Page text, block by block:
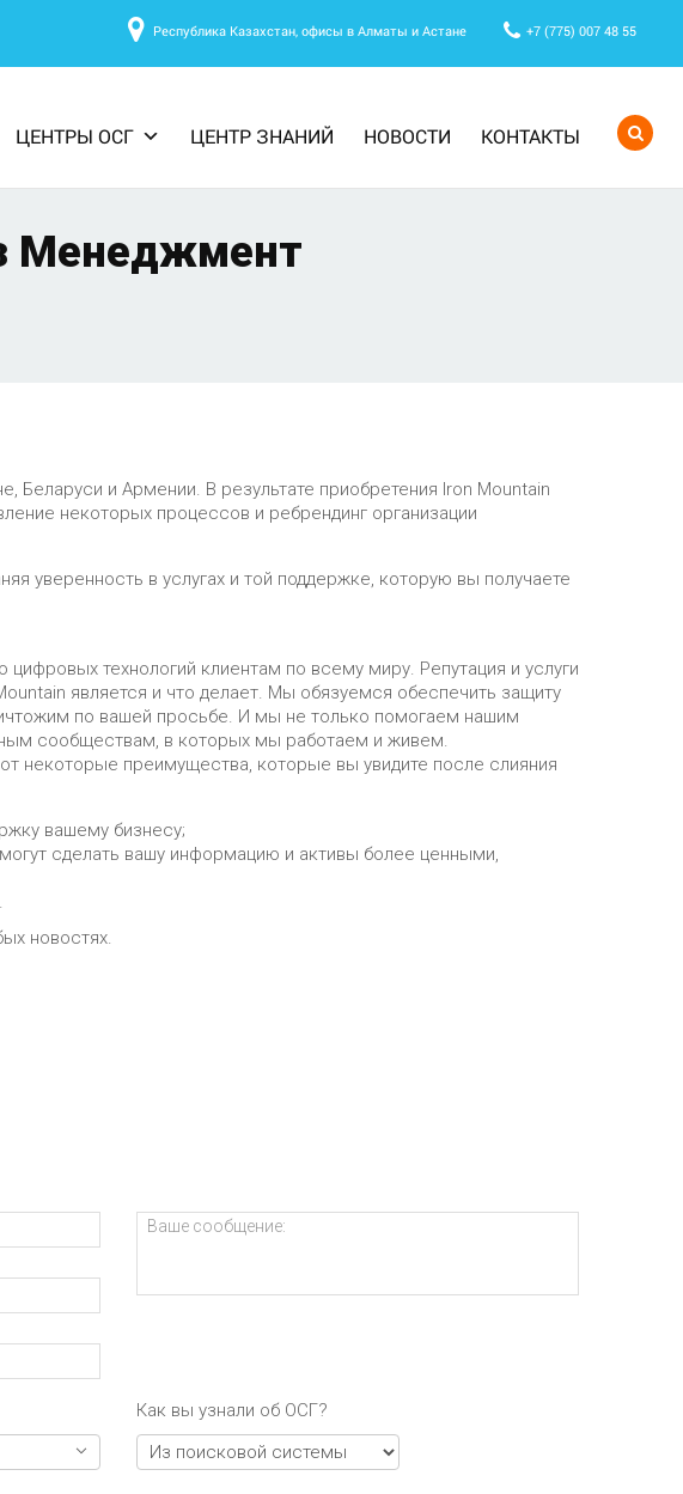
Республика Казахстан, офисы в Алматы и Астане +7 (775) 007 48 55
ЦЕНТРЫ ОСГ ЦЕНТР ЗНАНИЙ НОВОСТИ КОНТАКТЫ
Менеджмент
Беларуси и Армении. В результате приобретения Iron Mountain
некоторых процессов и ребрендинг организации
уверенность в услугах и той поддержке, которую вы получаете
технологий клиентам по всему миру. Репутация и услуги
является и что делает. Мы обязуемся обеспечить защиту
по вашей просьбе. И мы не только помогаем нашим
сообществам, в которых мы работаем и живем.
некоторые преимущества, которые вы увидите после слияния
вашему бизнесу;
сделать вашу информацию и активы более ценными,
новостях.
Как вы узнали об ОСГ?